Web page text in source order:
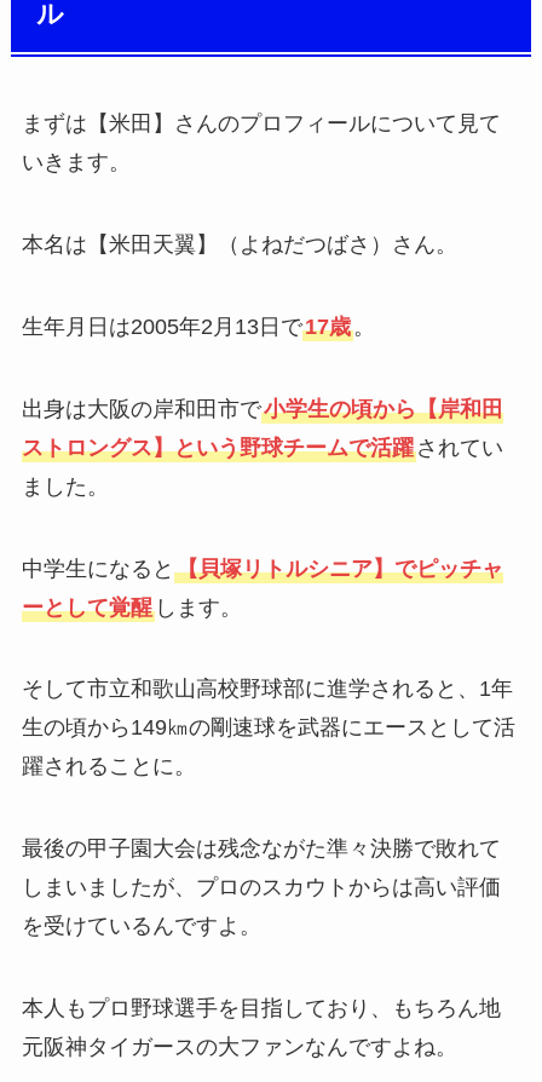
ル
まずは【米田】さんのプロフィールについて見て
いきます。
本名は【米田天翼】（よねだつばさ）さん。
生年月日は2005年2月13日で17歳。
出身は大阪の岸和田市で小学生の頃から【岸和田
ストロングス】という野球チームで活躍されてい
ました。
中学生になると 【貝塚リトルシニア】でピッチャ
ーとして覚醒します。
そして市立和歌山高校野球部に進学されると、1年
生の頃から149㎞の剛速球を武器にエースとして活
躍されることに。
最後の甲子園大会は残念ながた準々決勝で敗れて
しまいましたが、プロのスカウトからは高い評価
を受けているんですよ。
本人もプロ野球選手を目指しており、もちろん地
元阪神タイガースの大ファンなんですよね。